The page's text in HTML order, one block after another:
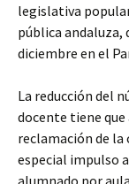
legislativa
pública andaluza,
diciembre en el
La reducción del
docente tiene que
reclamación de la
especial impulso
alumnado por